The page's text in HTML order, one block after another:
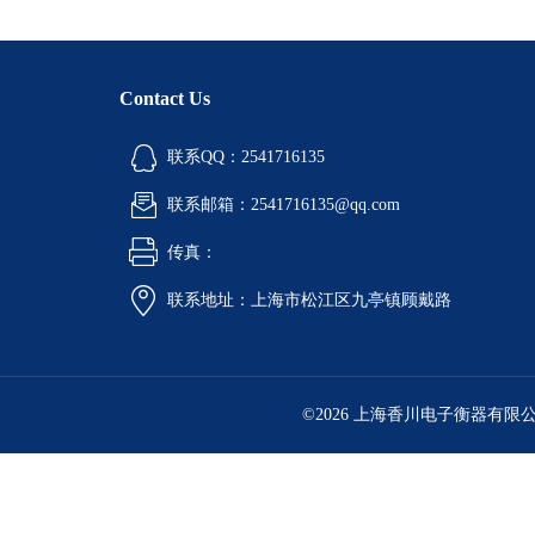
Contact Us
联系QQ：2541716135
联系邮箱：2541716135@qq.com
传真：
联系地址：上海市松江区九亭镇顾戴路
©2026 上海香川电子衡器有限